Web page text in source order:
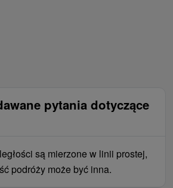
pytania dotyczące
są mierzone w linii prostej,
podróży może być inna.